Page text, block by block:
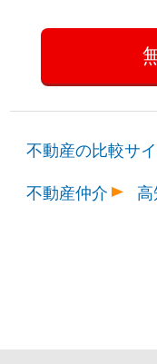
不動産の比較サ
不動産仲介